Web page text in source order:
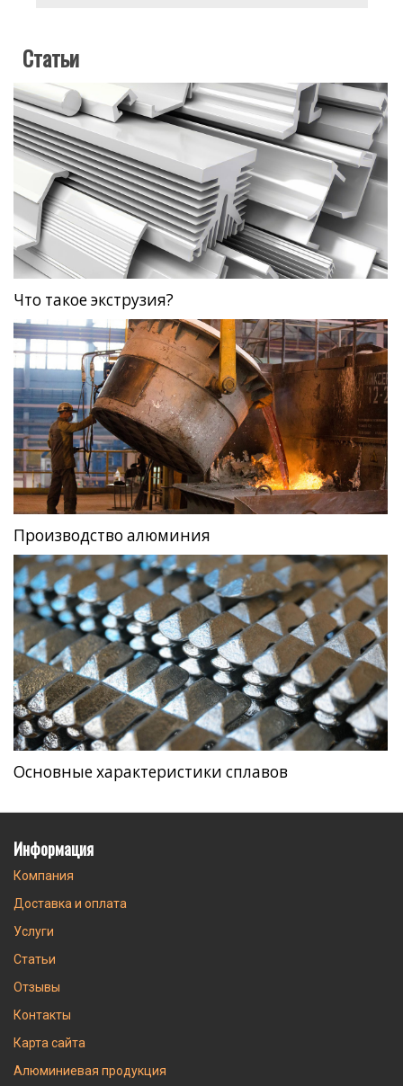
Статьи
Что такое экструзия?
Производство алюминия
Основные характеристики сплавов
Информация
Компания
Доставка и оплата
Услуги
Статьи
Отзывы
Контакты
Карта сайта
Алюминиевая продукция